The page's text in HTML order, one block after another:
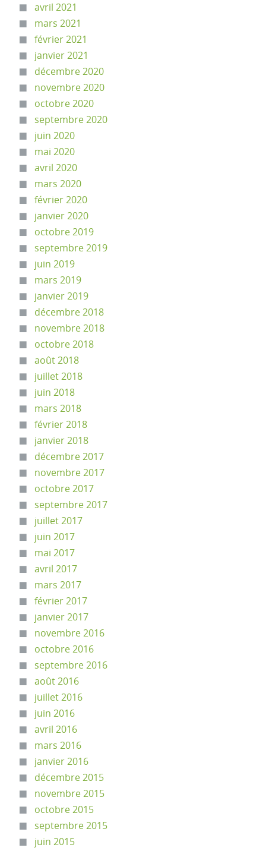
avril 2021
mars 2021
février 2021
janvier 2021
décembre 2020
novembre 2020
octobre 2020
septembre 2020
juin 2020
mai 2020
avril 2020
mars 2020
février 2020
janvier 2020
octobre 2019
septembre 2019
juin 2019
mars 2019
janvier 2019
décembre 2018
novembre 2018
octobre 2018
août 2018
juillet 2018
juin 2018
mars 2018
février 2018
janvier 2018
décembre 2017
novembre 2017
octobre 2017
septembre 2017
juillet 2017
juin 2017
mai 2017
avril 2017
mars 2017
février 2017
janvier 2017
novembre 2016
octobre 2016
septembre 2016
août 2016
juillet 2016
juin 2016
avril 2016
mars 2016
janvier 2016
décembre 2015
novembre 2015
octobre 2015
septembre 2015
juin 2015